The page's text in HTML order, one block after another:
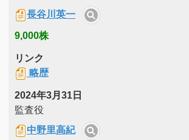
長谷川英一
9,000株
リンク
略歴
2024年3月31日
監査役
中野里高紀